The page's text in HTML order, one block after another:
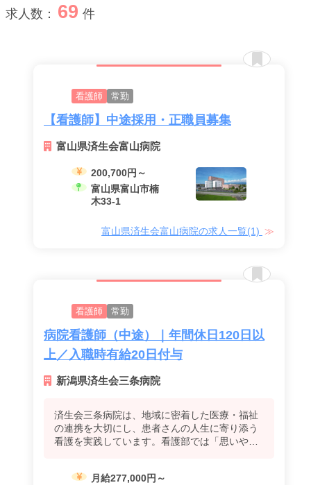
メニューを閉じる
求人数： 69 件
看護師 常勤
【看護師】中途採用・正職員募集
富山県済生会富山病院
200,700円～
富山県富山市楠
木33-1
富山県済生会富山病院の求人一覧(1)
看護師 常勤
病院看護師（中途）｜年間休日120日以
上／入職時有給20日付与
新潟県済生会三条病院
済生会三条病院は、地域に密着した医療・福祉
の連携を大切にし、患者さんの人生に寄り添う
看護を実践しています。看護部では「思いや
師一人ひとりが安心して長く働けるよう、年間
月給277,000円～